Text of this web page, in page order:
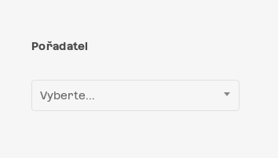
Pořadatel
Vyberte...